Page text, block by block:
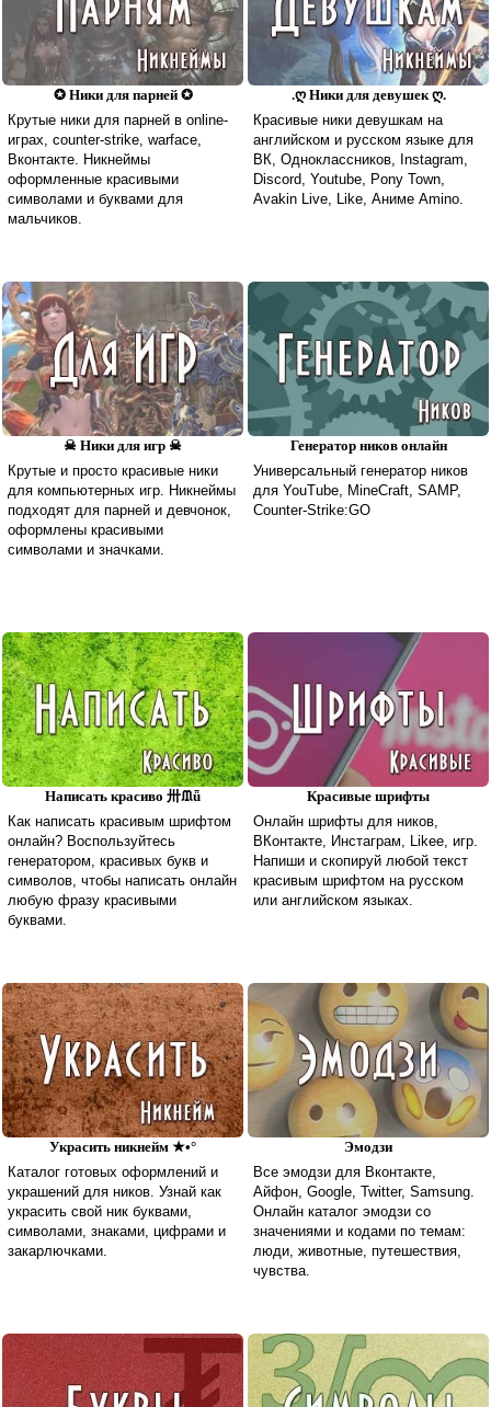
✪ Ники для парней ✪
Крутые ники для парней в online-
играх, counter-strike, warface,
Вконтакте. Никнеймы
оформленные красивыми
символами и буквами для
мальчиков.
.ღ Ники для девушек ღ.
Красивые ники девушкам на
английском и русском языке для
ВК, Одноклассников, Instagram,
Discord, Youtube, Pony Town,
Avakin Live, Like, Аниме Amino.
☠ Ники для игр ☠
Крутые и просто красивые ники
для компьютерных игр. Никнеймы
подходят для парней и девчонок,
оформлены красивыми
символами и значками.
Генератор ников онлайн
Универсальный генератор ников
для YouTube, MineCraft, SAMP,
Counter-Strike:GO
Написать красиво 卅ᙢǖ
Как написать красивым шрифтом
онлайн? Воспользуйтесь
генератором, красивых букв и
символов, чтобы написать онлайн
любую фразу красивыми
буквами.
Красивые шрифты
Онлайн шрифты для ников,
ВКонтакте, Инстаграм, Likee, игр.
Напиши и скопируй любой текст
красивым шрифтом на русском
или английском языках.
Украсить никнейм ★•°
Каталог готовых оформлений и
украшений для ников. Узнай как
украсить свой ник буквами,
символами, знаками, цифрами и
закарлючками.
Эмодзи
Все эмодзи для Вконтакте,
Айфон, Google, Twitter, Samsung.
Онлайн каталог эмодзи со
значениями и кодами по темам:
люди, животные, путешествия,
чувства.